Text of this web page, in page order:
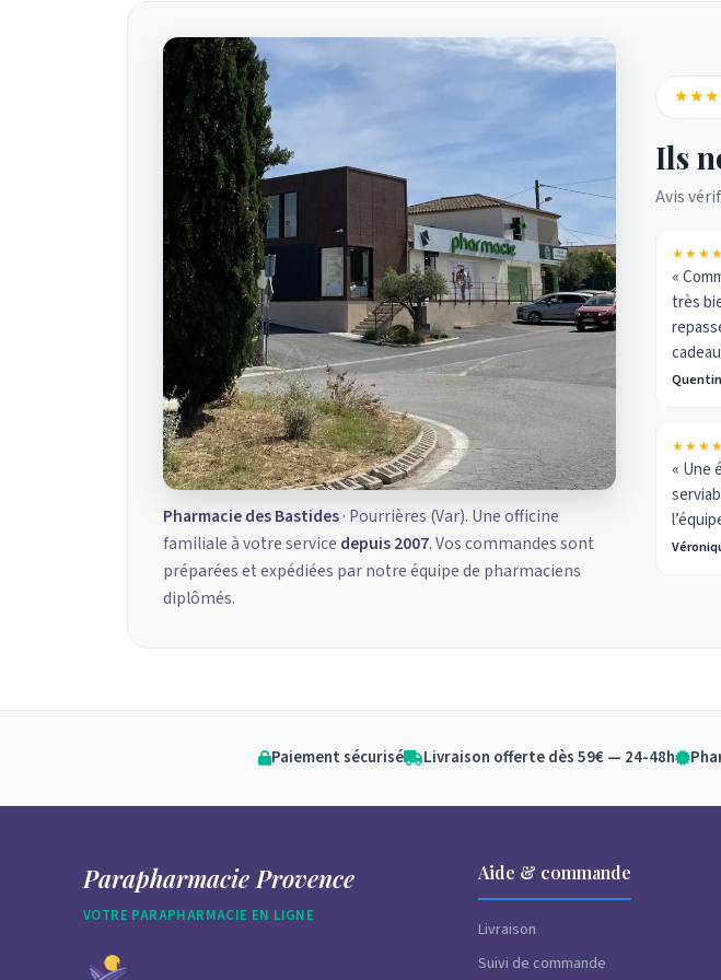
Pharmacie des Bastides· Pourrières (Var). Une officine
familiale à votre service depuis 2007. Vos commandes sont
préparées et expédiées par notre équipe de pharmaciens
diplômés.
Ils
Avis
«
très
« Une
Paiement sécurisé Livraison offerte dès 59€ — 24-48h
Parapharmacie Provence
VOTRE PARAPHARMACIE EN LIGNE
Aide & commande
Livraison
Suivi de commande